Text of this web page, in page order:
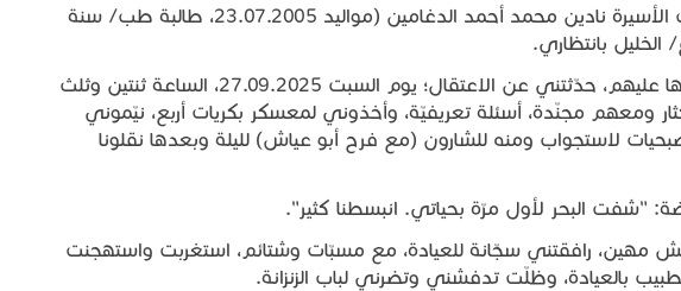
ولجت غرفة لقاء المحامين فكانت الأسيرة نادين محمد أحمد الدغامين (مواليد 23.07.2005، طالبة طب/ سنة
بانتظاري.
بعد إيصالها رسالة العائلة وطمأنتها عليهم، حدّثتني عن الاعتقال؛ يوم السبت 27.09.2025، الساعة ثنتين وثلث
ومعهم مجنّدة، أسئلة تعريفيّة، وأخذوني لمعسكر بكريات أربع، نيّموني
لاستجواب ومنه للشارون (مع فرح أبو عياش) لليلة وبعدها نقلونا
"شفت البحر لأول مرّة بحياتي. انبسطنا كثير".
مهين، رافقتني سجّانة للعيادة، مع مسبّات وشتائم، استغربت واستهجنت
بالعيادة، وظلّت تدفشني وتضرني لباب الزنزانة.